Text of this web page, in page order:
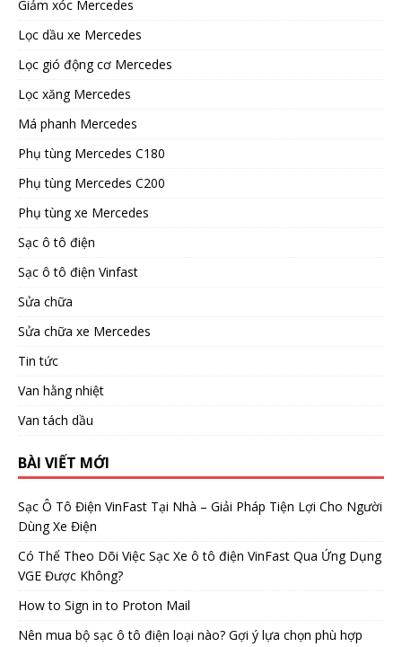
Giảm xóc Mercedes
Lọc dầu xe Mercedes
Lọc gió động cơ Mercedes
Lọc xăng Mercedes
Má phanh Mercedes
Phụ tùng Mercedes C180
Phụ tùng Mercedes C200
Phụ tùng xe Mercedes
Sạc ô tô điện
Sạc ô tô điện Vinfast
Sửa chữa
Sửa chữa xe Mercedes
Tin tức
Van hằng nhiệt
Van tách dầu
BÀI VIẾT MỚI
Sạc Ô Tô Điện VinFast Tại Nhà – Giải Pháp Tiện Lợi Cho Người
Dùng Xe Điện
Có Thể Theo Dõi Việc Sạc Xe ô tô điện VinFast Qua Ứng Dụng
VGE Được Không?
How to Sign in to Proton Mail
Nên mua bộ sạc ô tô điện loại nào? Gợi ý lựa chọn phù hợp